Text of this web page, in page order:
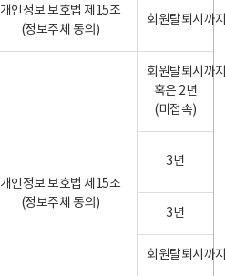
개인정보 보호법 제15조
(정보주체 동의)
회원탈퇴시까
개인정보 보호법 제15조
(정보주체 동의)
회원탈퇴시까
혹은 2년
(미접속)
3년
3년
회원탈퇴시까